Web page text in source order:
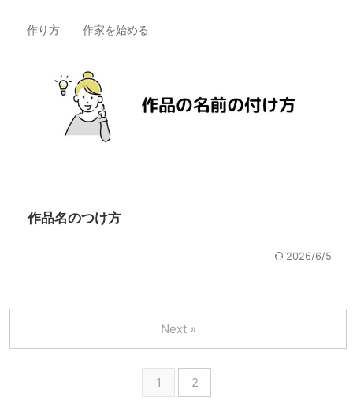
作り方 作家を始める
作品名のつけ方
2026/6/5
1 2
Next »